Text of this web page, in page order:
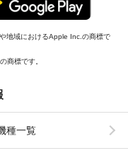
地域におけるApple Inc.の商標で
商標です。
種一覧